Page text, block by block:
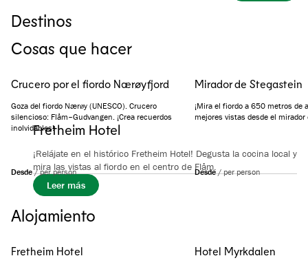
Destinos
Vive la experiencia de los fiordos
Cosas que hacer
Crucero por el fiordo Nærøyfjord
Goza del fiordo Nærøy (UNESCO). Crucero
silencioso: Flåm–Gudvangen. ¡Crea recuerdos
inolvidables!
Desde /per person
Mirador de Stegastein
¡Mira el fiordo a 650 metros de
mejores vistas desde el mirador
Desde /per person
Fretheim Hotel
¡Relájate en el histórico Fretheim Hotel! Degusta la cocina local y
mira las vistas al fiordo en el centro de Flåm.
Leer más
Alojamiento
Fretheim Hotel Hotel Myrkdalen